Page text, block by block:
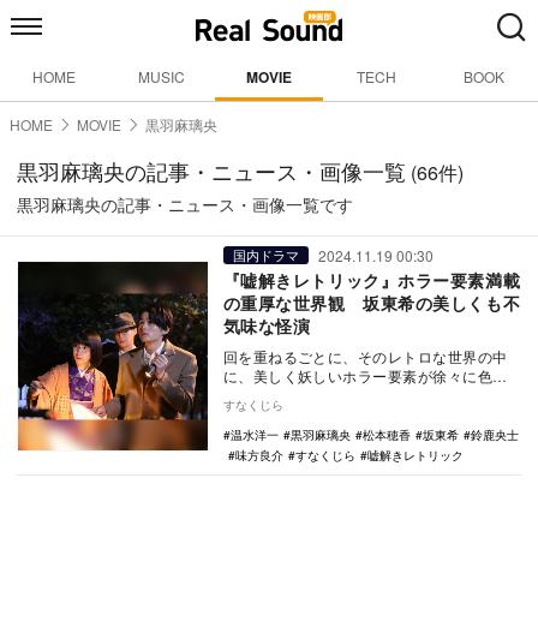
HOME MUSIC MOVIE TECH BOOK
HOME MOVIE 黒羽麻璃央
黒羽麻璃央の記事・ニュース・画像一覧 (66件)
黒羽麻璃央の記事・ニュース・画像一覧です
国内ドラマ 2024.11.19 00:30
『嘘解きレトリック』ホラー要素満載
の重厚な世界観 坂東希の美しくも不
気味な怪演
回を重ねるごとに、そのレトロな世界の中
に、美しく妖しいホラー要素が徐々に色濃
テレビ系）。そ…
すなくじら
温水洋一
黒羽麻璃央 松本穂香 坂東希
鈴鹿央士
味方良介
すなくじら 嘘解きレトリック